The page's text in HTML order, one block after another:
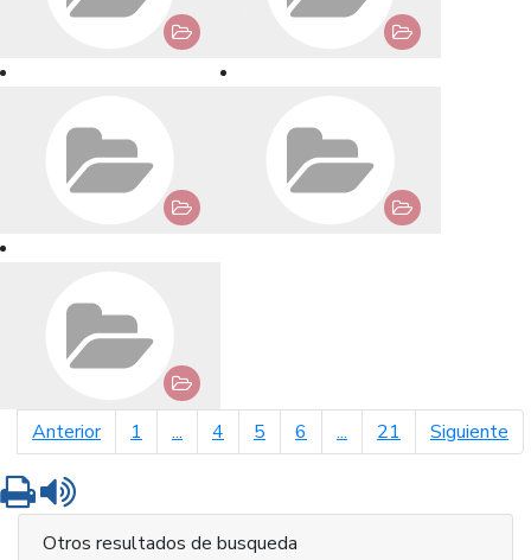
Anteriorpágina anterior
1 ... 4 5 6 ... 21 Siguiente
Imprimir
Otros resultados de busqueda